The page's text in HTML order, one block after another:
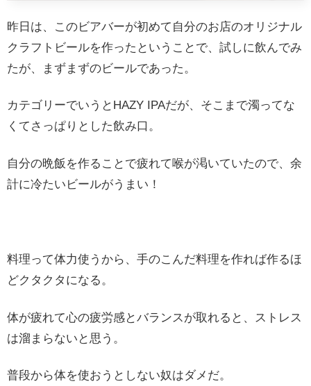
昨日は、このビアバーが初めて自分のお店のオリジナル
クラフトビールを作ったということで、試しに飲んでみ
たが、まずまずのビールであった。
カテゴリーでいうとHAZY IPAだが、そこまで濁ってな
くてさっぱりとした飲み口。
自分の晩飯を作ることで疲れて喉が渇いていたので、余
計に冷たいビールがうまい！
料理って体力使うから、手のこんだ料理を作れば作るほ
どクタクタになる。
体が疲れて心の疲労感とバランスが取れると、ストレス
は溜まらないと思う。
普段から体を使おうとしない奴はダメだ。